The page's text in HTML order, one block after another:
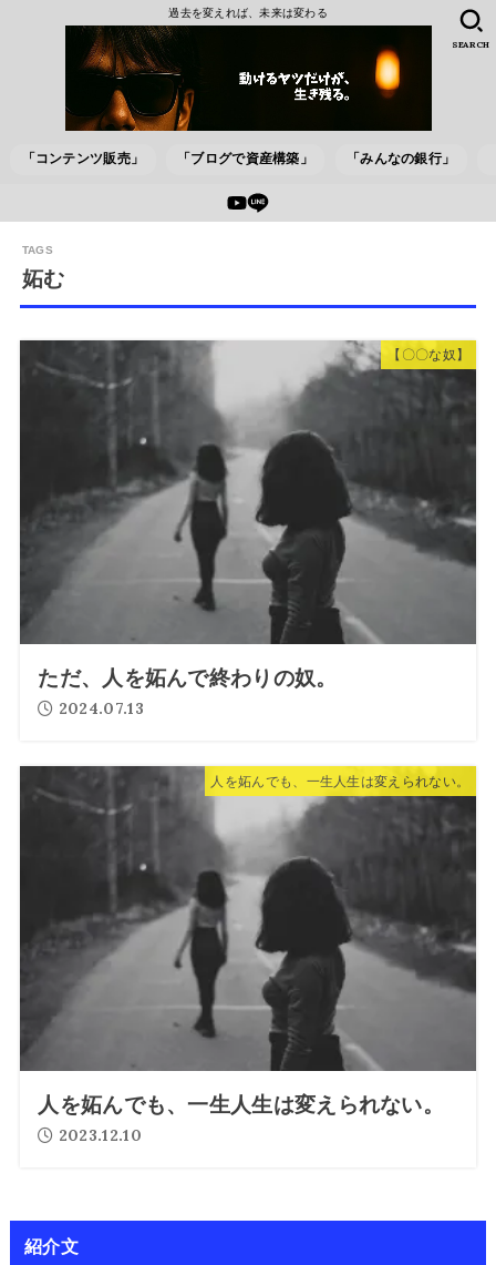
過去を変えれば、未来は変わる
「コンテンツ販売」 「ブログで資産構築」 「みんなの銀行」
SEARCH
妬む
【〇〇な奴】
ただ、人を妬んで終わりの奴。
2024.07.13
人を妬んでも、一生人生は変えられない。
人を妬んでも、一生人生は変えられない。
2023.12.10
紹介文